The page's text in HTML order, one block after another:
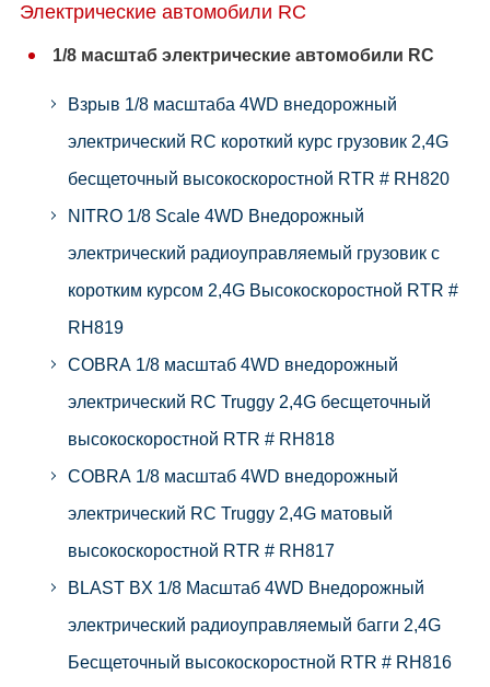
Электрические автомобили RC
1/8 масштаб электрические автомобили RC
Взрыв 1/8 масштаба 4WD внедорожный
электрический RC короткий курс грузовик 2,4G
бесщеточный высокоскоростной RTR # RH820
NITRO 1/8 Scale 4WD Внедорожный
электрический радиоуправляемый грузовик с
коротким курсом 2,4G Высокоскоростной RTR #
RH819
COBRA 1/8 масштаб 4WD внедорожный
электрический RC Truggy 2,4G бесщеточный
высокоскоростной RTR # RH818
COBRA 1/8 масштаб 4WD внедорожный
электрический RC Truggy 2,4G матовый
высокоскоростной RTR # RH817
BLAST BX 1/8 Масштаб 4WD Внедорожный
электрический радиоуправляемый багги 2,4G
Бесщеточный высокоскоростной RTR # RH816